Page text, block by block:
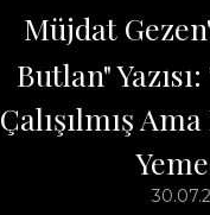
Müjdat
Butlan"
Çalışılmış